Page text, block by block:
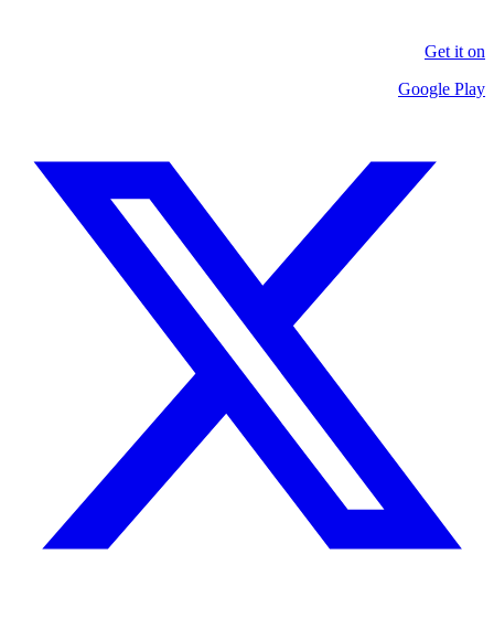
Get it on
Google Play